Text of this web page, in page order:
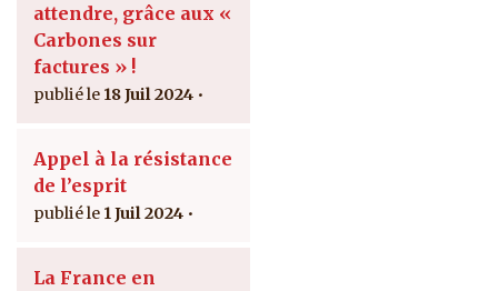
attendre, grâce aux «
Carbones sur
factures » !
18 Juil 2024
Appel à la résistance
de l’esprit
1 Juil 2024
La France en